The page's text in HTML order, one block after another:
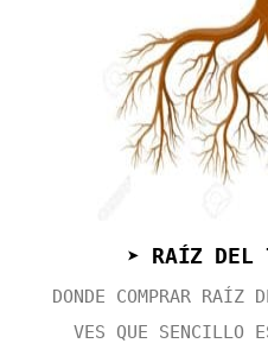
➤ RAÍZ DEL
DONDE COMPRAR RAÍZ
VES QUE SENCILLO